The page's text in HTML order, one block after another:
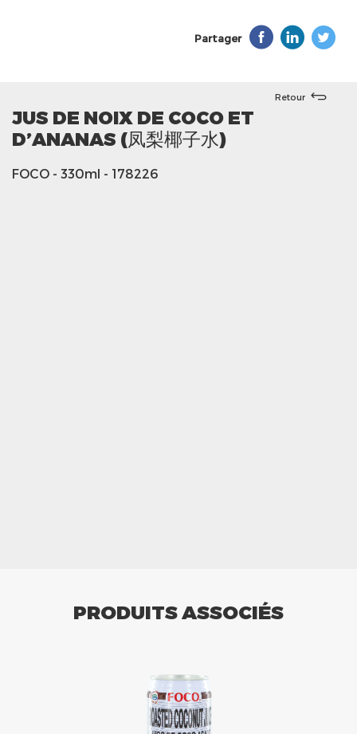
Partager
Retour
JUS DE NOIX DE COCO ET
D’ANANAS (凤梨椰子水)
FOCO - 330ml - 178226
PRODUITS ASSOCIÉS